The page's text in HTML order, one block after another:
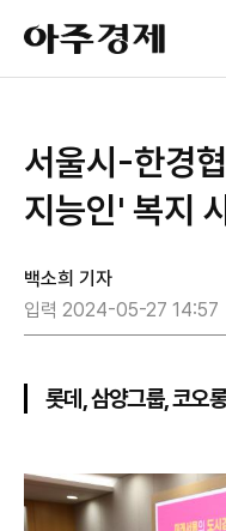
아
주
경
서울시-한경
지능인' 복지
백소희 기자
입력 2024-05-27 14:57
롯데, 삼양그룹, 코오